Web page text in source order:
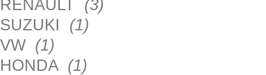
RENAULT (3)
SUZUKI (1)
VW (1)
HONDA (1)